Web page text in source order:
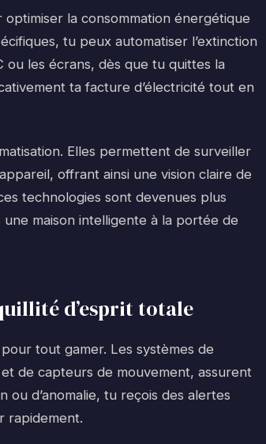
la consommation énergétique
tu peux automatiser l’extinction
ou les écrans, dès que tu quittes la
ta facture d’électricité tout en
Elles permettent de surveiller
offrant ainsi une vision claire de
technologies sont devenues plus
maison intelligente à la portée de
d’esprit totale
tout gamer. Les systèmes de
de capteurs de mouvement, assurent
ou d’anomalie, tu reçois des alertes
rapidement.